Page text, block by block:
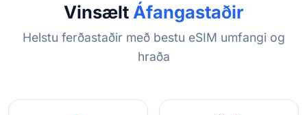
Vinsælt Áfangastaðir
Helstu ferðastaðir með bestu eSIM umfangi og
hraða